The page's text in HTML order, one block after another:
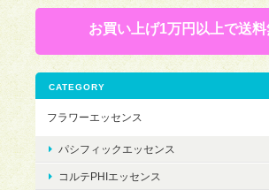
お買い上げ1万円以上で送料
CATEGORY
フラワーエッセンス
パシフィックエッセンス
コルテPHIエッセンス